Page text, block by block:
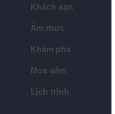
Khách sạn
Ẩm thực
Khám phá
Mua sắm
Lịch trình